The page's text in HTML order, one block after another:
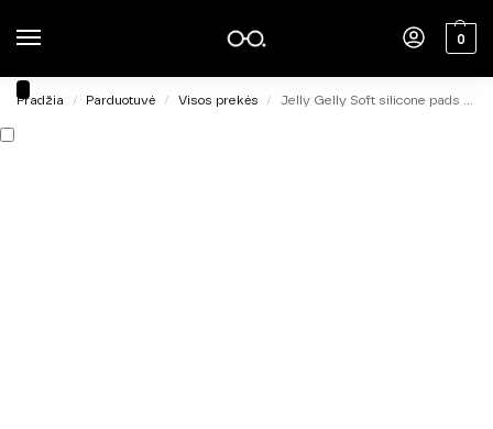
0
Pradžia / Parduotuvė / Visos prekės / Jelly Gelly Soft silicone pads for dual forms